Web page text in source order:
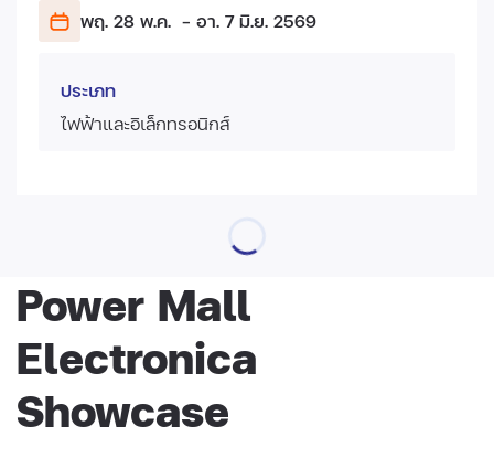
พฤ. 28 พ.ค. - อา. 7 มิ.ย. 2569
ประเภท
ไฟฟ้าและอิเล็กทรอนิกส์
Power Mall
Electronica
Showcase